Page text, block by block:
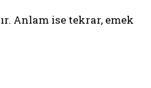
Anlam ise tekrar, emek